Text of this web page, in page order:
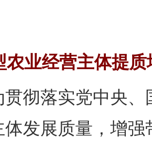
农业经营主体提
落实党中央、
体发展质量，增